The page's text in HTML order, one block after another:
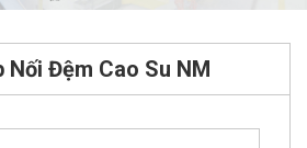
Nối Đệm Cao Su NM